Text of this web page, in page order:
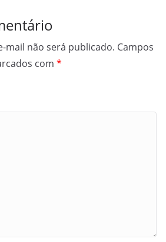
mail não será publicado. Campos
com *